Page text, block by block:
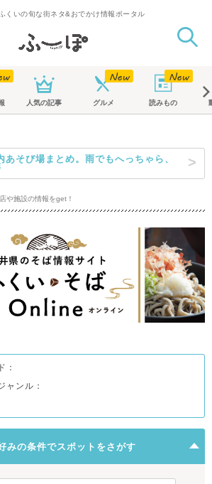
くいの旬な街ネタ&おでかけ情報ポータル
人気の記事 グルメ 読みもの
そび場まとめ。雨でもへっちゃら、
や施設の情報をget！
：
ャンル：
みの条件でスポットをさがす